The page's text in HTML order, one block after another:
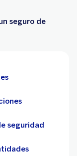
seguro de
seguridad